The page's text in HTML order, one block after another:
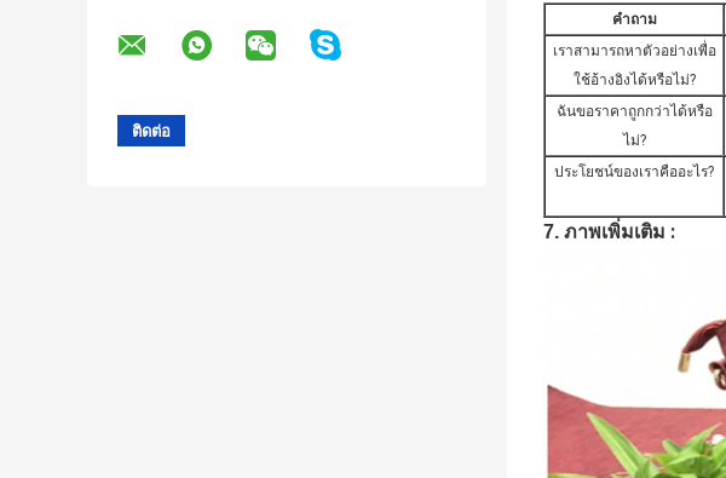
คำถาม
เราสามารถหาตัวอย่างเพื่อ
ใช้อ้างอิงได้หรือไม่?
ฉันขอราคาถูกกว่าได้หรือ
ไม่?
ประโยชน์ของเราคืออะไร?
7. ภาพเพิ่มเติม :